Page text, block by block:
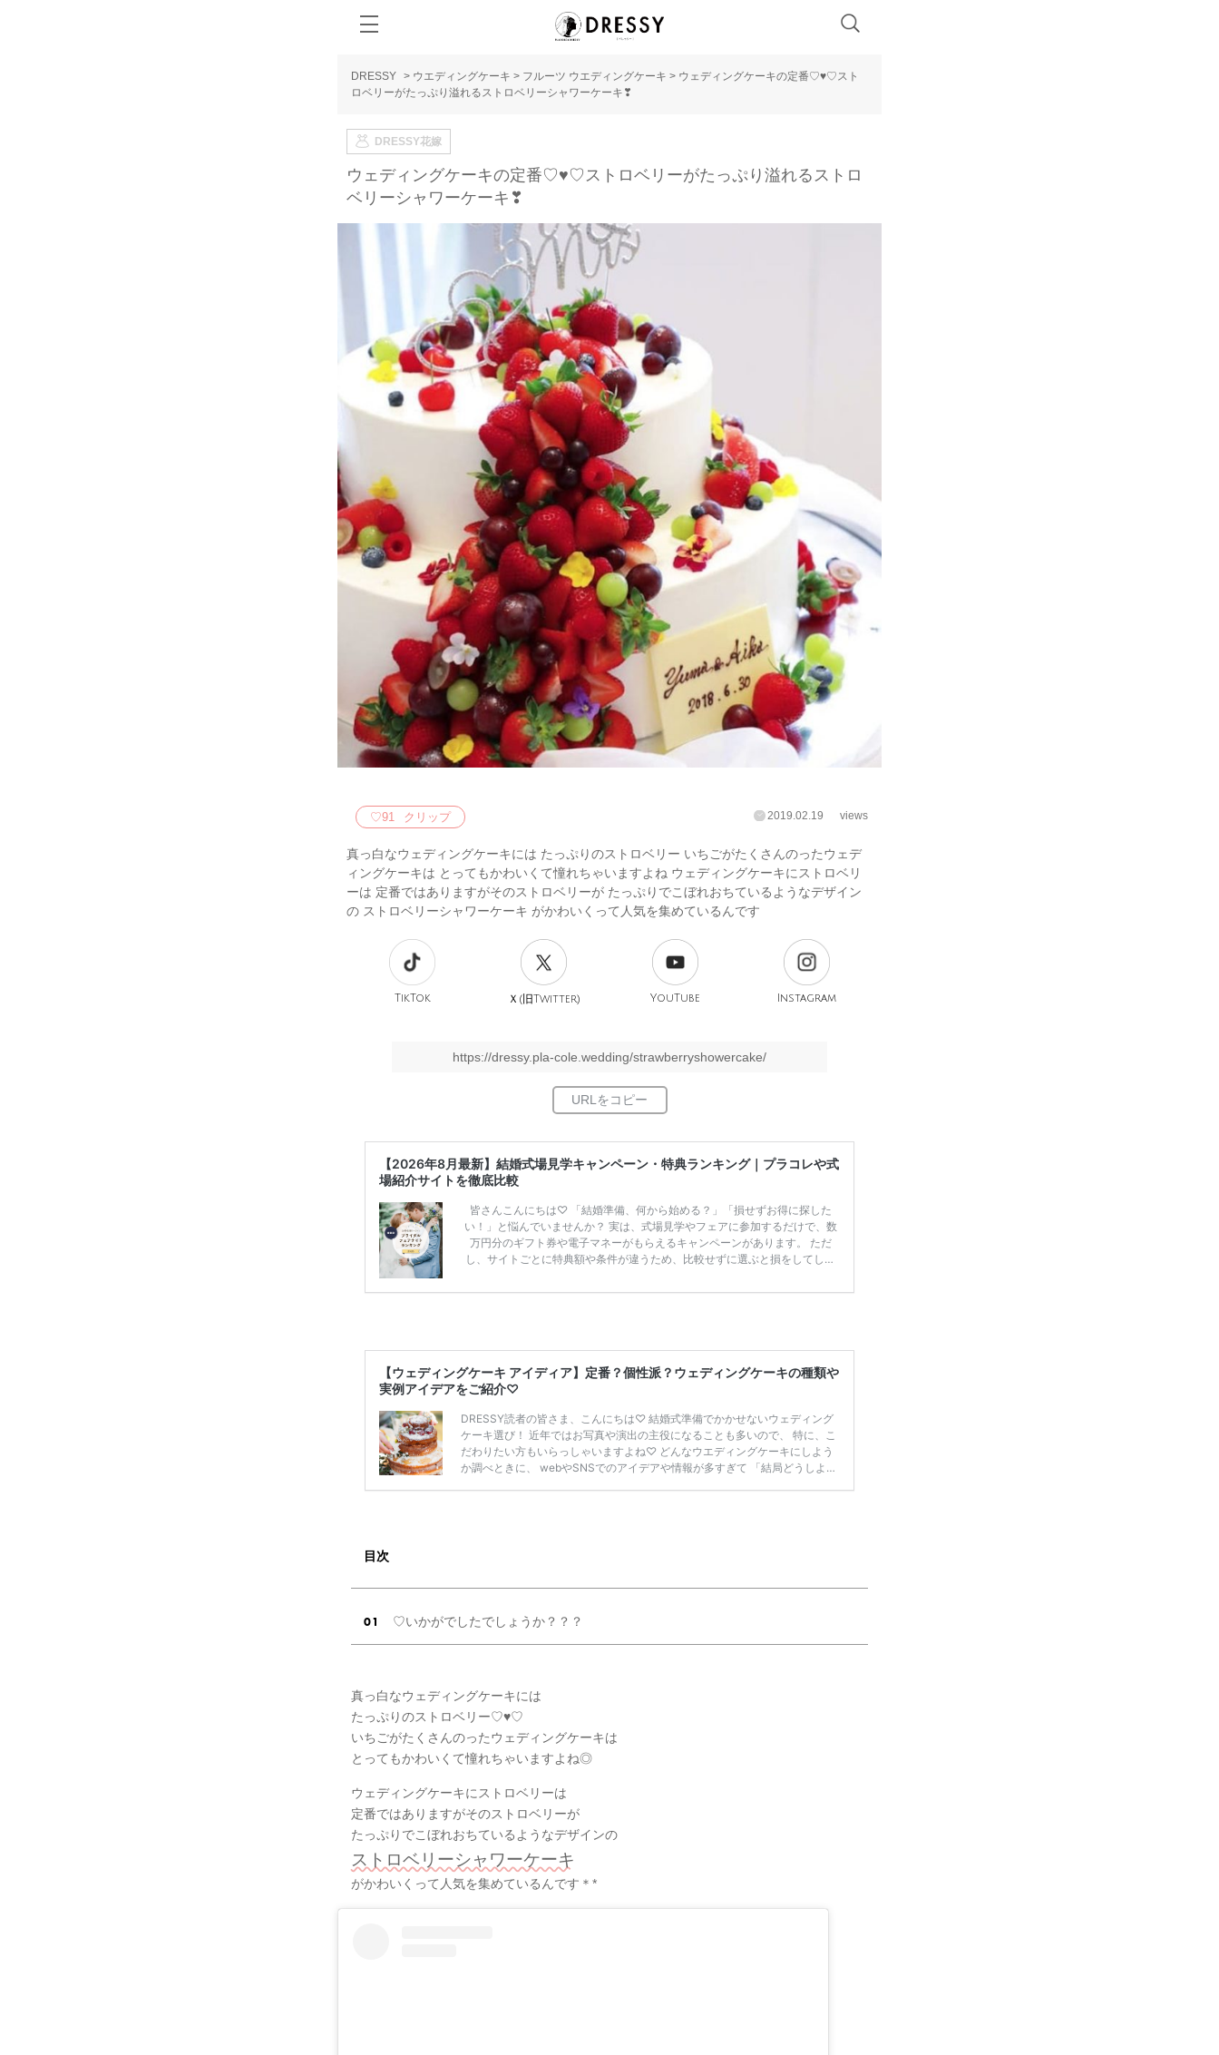
DRESSY > ウエディングケーキ > フルーツ ウエディングケーキ > ウェディングケーキの定番♡♥♡スト
ロベリーがたっぷり溢れるストロベリーシャワーケーキ❣
DRESSY花嫁
ウェディングケーキの定番♡♥♡ストロベリーがたっぷり溢れるストロ
ベリーシャワーケーキ❣
♡91 クリップ 2019.02.19 views
真っ白なウェディングケーキには たっぷりのストロベリー いちごがたくさんのったウェデ
ィングケーキは とってもかわいくて憧れちゃいますよね ウェディングケーキにストロベリ
ーは 定番ではありますがそのストロベリーが たっぷりでこぼれおちているようなデザイン
の ストロベリーシャワーケーキ がかわいくって人気を集めているんです
TikTok Ｘ(旧Twitter) YouTube Instagram
https://dressy.pla-cole.wedding/strawberryshowercake/
【2026年8月最新】結婚式場見学キャンペーン・特典ランキング｜プラコレや式
場紹介サイトを徹底比較
皆さんこんにちは♡ 「結婚準備、何から始める？」「損せずお得に探した
い！」と悩んでいませんか？ 実は、式場見学やフェアに参加するだけで、数
万円分のギフト券や電子マネーがもらえるキャンペーンがあります。 ただ
し、サイトごとに特典額や条件が違うため、比較せずに選ぶと損をしてしま
ンペーン特典ランキングを公開！ 比較サイト：プラコレ、ゼクシィ、ハナユ
【ウェディングケーキ アイディア】定番？個性派？ウェディングケーキの種類や
実例アイデアをご紹介♡
DRESSY読者の皆さま、こんにちは♡ 結婚式準備でかかせないウェディング
ケーキ選び！ 近年ではお写真や演出の主役になることも多いので、 特に、こ
だわりたい方もいらっしゃいますよね♡ どんなウエディングケーキにしよう
か調べときに、 webやSNSでのアイデアや情報が多すぎて 「結局どうしよ
目次
♡いかがでしたでしょうか？？？
真っ白なウェディングケーキには
たっぷりのストロベリー♡♥♡
いちごがたくさんのったウェディングケーキは
とってもかわいくて憧れちゃいますよね◎
ウェディングケーキにストロベリーは
定番ではありますがそのストロベリーが
たっぷりでこぼれおちているようなデザインの
ストロベリーシャワーケーキ
がかわいくって人気を集めているんです＊*